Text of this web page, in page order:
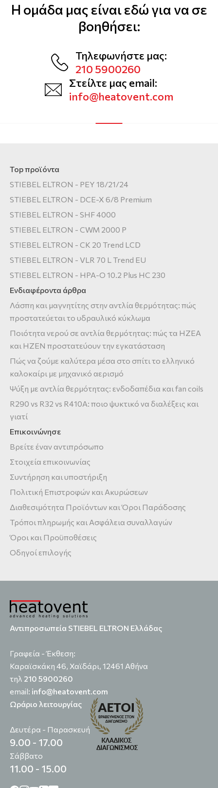
Η ομάδα μας είναι εδώ για να σε
βοηθήσει:
Τηλεφωνήστε μας:
210 5900260
Στείλτε μας email:
info@heatovent.com
Top προϊόντα
STIEBEL ELTRON - PEY 18/21/24
STIEBEL ELTRON - DCE-X 6/8 Premium
STIEBEL ELTRON - SHF 4000
STIEBEL ELTRON - CWM 2000 P
STIEBEL ELTRON - CK 20 Trend LCD
STIEBEL ELTRON - VLR 70 L Trend EU
STIEBEL ELTRON - HPA-O 10.2 Plus HC 230
Ενδιαφέροντα άρθρα
Λάσπη και μαγνητίτης στην αντλία θερμότητας: πώς
προστατεύεται το υδραυλικό κύκλωμα
Ποιότητα νερού σε αντλία θερμότητας: πώς τα HZEA
και HZEN προστατεύουν την εγκατάσταση
Πώς να ζούμε καλύτερα μέσα στο σπίτι το ελληνικό
καλοκαίρι με μηχανικό αερισμό
Ψύξη με αντλία θερμότητας: ενδοδαπέδια και fan coils
R290 vs R32 vs R410A: ποιο ψυκτικό να διαλέξεις και
γιατί
Επικοινώνησε
Βρείτε έναν αντιπρόσωπο
Στοιχεία επικοινωνίας
Συντήρηση και υποστήριξη
Πολιτική Επιστροφών και Ακυρώσεων
Διαθεσιμότητα Προϊόντων και Όροι Παράδοσης
Τρόποι πληρωμής και Ασφάλεια συναλλαγών
Όροι και Προϋποθέσεις
Οδηγοί επιλογής
Αντιπροσωπεία STIEBEL ELTRON Ελλάδας
Γραφεία - Έκθεση:
Καραϊσκάκη 46, Χαϊδάρι, 12461 Αθήνα
τηλ 210 5900260
email: info@heatovent.com
Ωράριο λειτουργίας
Δευτέρα - Παρασκευή
9.00 - 17.00
Σάββατο
11.00 - 15.00